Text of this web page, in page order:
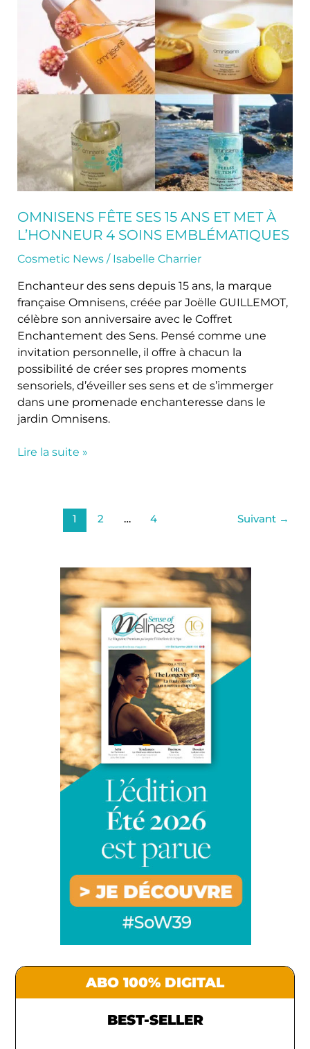
OMNISENS FÊTE SES 15 ANS ET MET À
L’HONNEUR 4 SOINS EMBLÉMATIQUES
Cosmetic News/ Isabelle Charrier
Enchanteur des sens depuis 15 ans, la marque
française Omnisens, créée par Joëlle GUILLEMOT,
célèbre son anniversaire avec le Coffret
Enchantement des Sens. Pensé comme une
invitation personnelle, il offre à chacun la
possibilité de créer ses propres moments
sensoriels, d’éveiller ses sens et de s’immerger
dans une promenade enchanteresse dans le
jardin Omnisens.
Omnisens
et
l’honneur
soins
emblématiques
Lire la suite »
1 2 … 4 Suivant →
ABO 100% DIGITAL
BEST-SELLER